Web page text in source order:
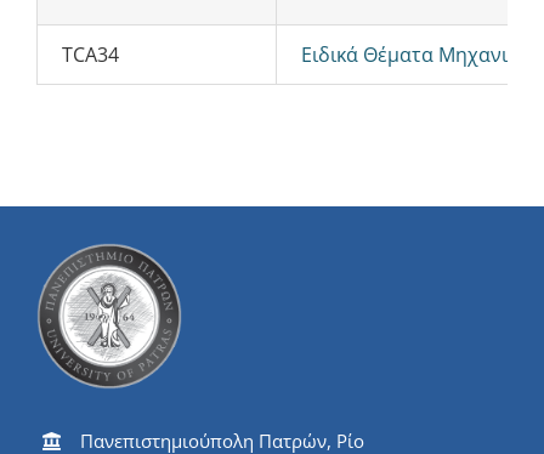
TCA34 Ειδικά Θέματα
Πανεπιστημιούπολη Πατρών, Ρίο